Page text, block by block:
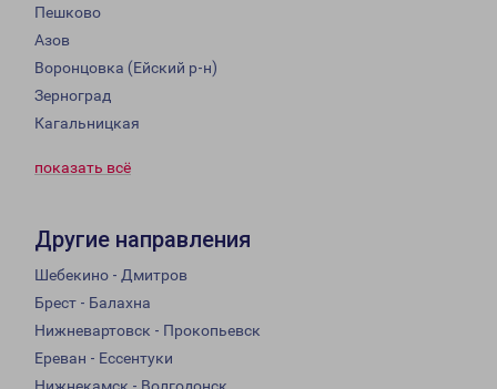
Пешково
Азов
Воронцовка (Ейский р-н)
Зерноград
Кагальницкая
показать всё
Другие направления
Шебекино - Дмитров
Брест - Балахна
Нижневартовск - Прокопьевск
Ереван - Ессентуки